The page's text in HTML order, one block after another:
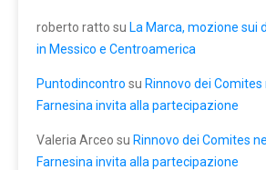
roberto ratto su La Marca, mozione sui
in Messico e Centroamerica
Puntodincontro su Rinnovo dei Comites
Farnesina invita alla partecipazione
Valeria Arceo su Rinnovo dei Comites
Farnesina invita alla partecipazione